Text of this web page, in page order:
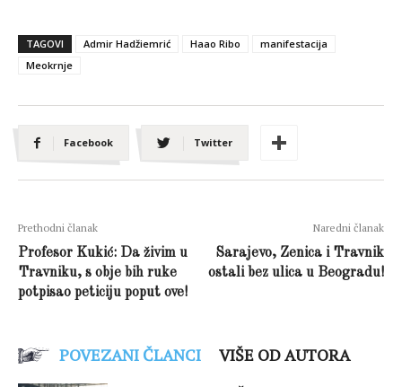
TAGOVI Admir Hadžiemrić Haao Ribo
manifestacija
Meokrnje
Facebook Twitter
Prethodni članak
Profesor Kukić: Da živim u
Travniku, s obje bih ruke
potpisao peticiju poput ove!
Naredni članak
Sarajevo, Zenica i Travnik
ostali bez ulica u Beogradu!
POVEZANI ČLANCI VIŠE OD AUTORA